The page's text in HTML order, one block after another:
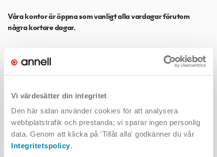
Vi värdesätter din integritet
Den här sidan använder cookies för att analysera
webbplatstrafik och prestanda; vi sparar ingen personlig
data. Genom att klicka på 'Tillåt alla' godkänner du vår
Integritetspolicy.
Våra kontor är öppna som vanligt alla vardagar förutom
några kortare dagar.
23 december kl 8-13
5 januari kl 8-13
7 januari – HELT STÄNGT